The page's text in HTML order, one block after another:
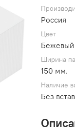
Россия
Цвет
Ширина
150 мм.
Наличие
Без